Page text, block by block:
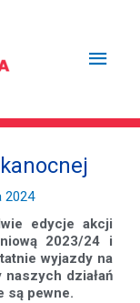
2024
edycje akcji
2023/24 i
wyjazdy na
działań
są pewne.